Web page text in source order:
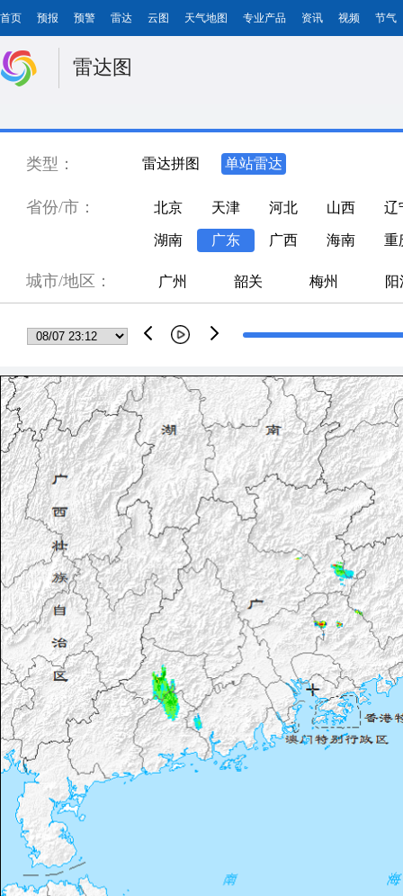
首页 预报 预警 雷达 云图 天气地图 专业产品 资讯 视频 节气
雷达图
类型： 雷达拼图 单站雷达
省份/市： 北京 天津 河北 山西 辽
湖南 广东 广西 海南 重
城市/地区： 广州 韶关 梅州 阳